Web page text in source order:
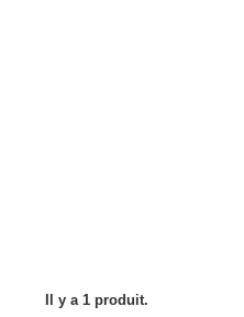
Il y a 1 produit.